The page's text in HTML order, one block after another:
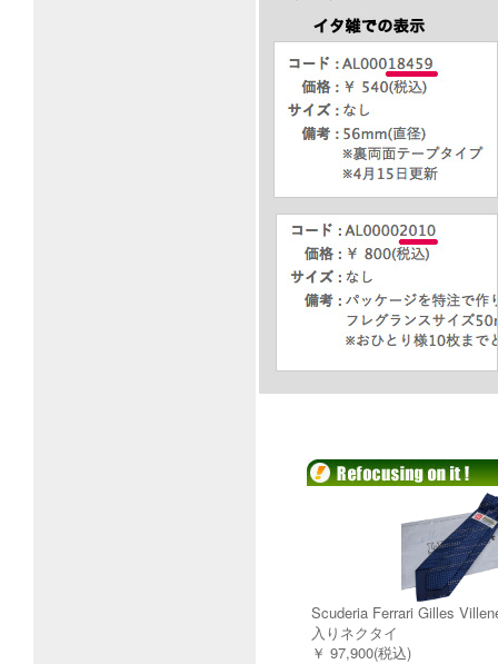
Scuderia Ferrari Gilles
入りネクタイ
￥ 97,900(税込)